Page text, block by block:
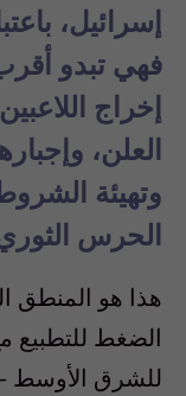
إسرائيل،
فهي تبدو
إخراج
العلن،
وتهيئة
الحرس
هذا هو المنطق
الضغط للتطبيع
للشرق الأوسط